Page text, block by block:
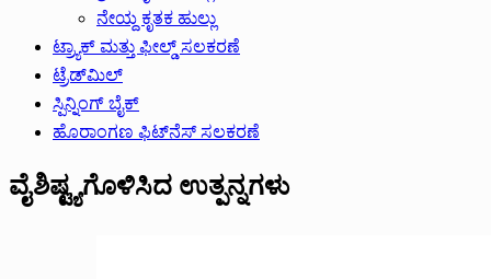
ನೇಯ್ದ ಕೃತಕ ಹುಲ್ಲು
ಟ್ರ್ಯಾಕ್ ಮತ್ತು ಫೀಲ್ಡ್ ಸಲಕರಣೆ
ಟ್ರೆಡ್‌ಮಿಲ್
ಸ್ಪಿನ್ನಿಂಗ್ ಬೈಕ್
ಹೊರಾಂಗಣ ಫಿಟ್‌ನೆಸ್ ಸಲಕರಣೆ
ವೈಶಿಷ್ಟ್ಯಗೊಳಿಸಿದ ಉತ್ಪನ್ನಗಳು